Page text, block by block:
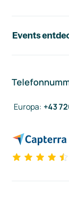
Events
Europa: +43